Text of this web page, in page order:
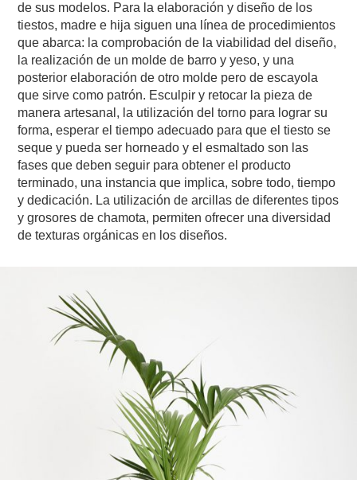
de sus modelos. Para la elaboración y diseño de los
tiestos, madre e hija siguen una línea de procedimientos
que abarca: la comprobación de la viabilidad del diseño,
la realización de un molde de barro y yeso, y una
posterior elaboración de otro molde pero de escayola
que sirve como patrón. Esculpir y retocar la pieza de
manera artesanal, la utilización del torno para lograr su
forma, esperar el tiempo adecuado para que el tiesto se
seque y pueda ser horneado y el esmaltado son las
fases que deben seguir para obtener el producto
terminado, una instancia que implica, sobre todo, tiempo
y dedicación. La utilización de arcillas de diferentes tipos
y grosores de chamota, permiten ofrecer una diversidad
de texturas orgánicas en los diseños.